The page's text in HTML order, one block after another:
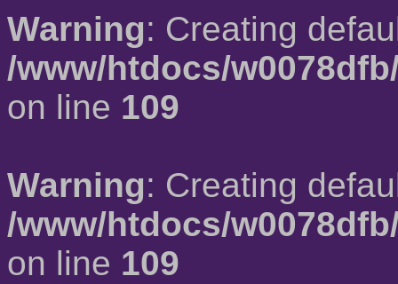
Warning: Creating
/www/htdocs/
on line 109
Warning: Creating
/www/htdocs/
on line 109